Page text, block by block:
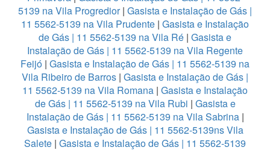
5139 na Vila Progredior| Gasista e Instalação de Gás |
11 5562-5139 na Vila Prudente | Gasista e Instalação
de Gás | 11 5562-5139 na Vila Ré | Gasista e
Instalação de Gás | 11 5562-5139 na Vila Regente
Feijó | Gasista e Instalação de Gás | 11 5562-5139 na
Vila Ribeiro de Barros | Gasista e Instalação de Gás |
11 5562-5139 na Vila Romana | Gasista e Instalação
de Gás | 11 5562-5139 na Vila Rubi | Gasista e
Instalação de Gás | 11 5562-5139 na Vila Sabrina|
Gasista e Instalação de Gás | 11 5562-5139ns Vila
Salete | Gasista e Instalação de Gás | 11 5562-5139